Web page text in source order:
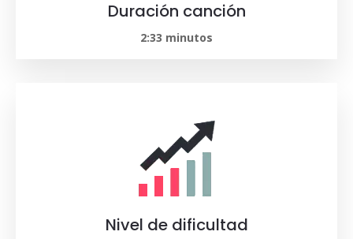
Duración canción
2:33 minutos
Nivel de dificultad